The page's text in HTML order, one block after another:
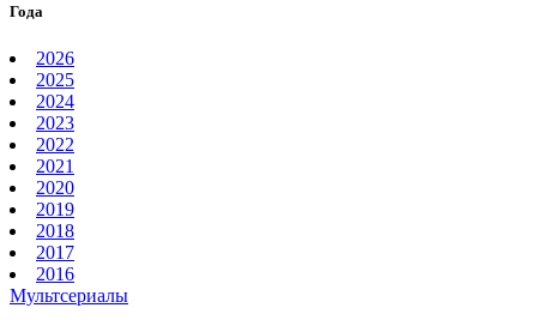
Года
2026
2025
2024
2023
2022
2021
2020
2019
2018
2017
2016
Мультсериалы